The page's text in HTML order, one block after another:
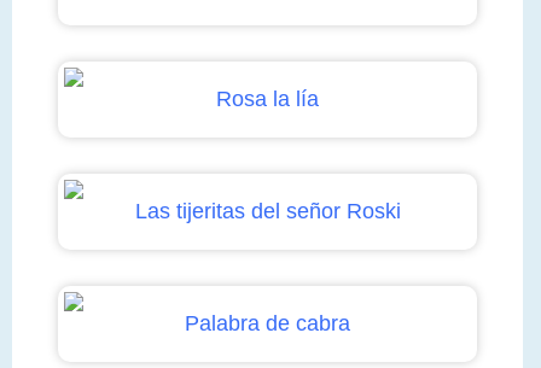
Rosa la lía
Las tijeritas del señor Roski
Palabra de cabra